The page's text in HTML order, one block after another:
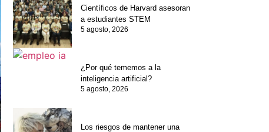
Científicos de Harvard asesoran
a estudiantes STEM
5 agosto, 2026
¿Por qué tememos a la
inteligencia artificial?
5 agosto, 2026
Los riesgos de mantener una